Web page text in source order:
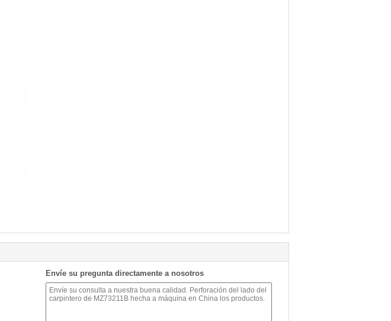
Envíe su pregunta directamente a nosotros